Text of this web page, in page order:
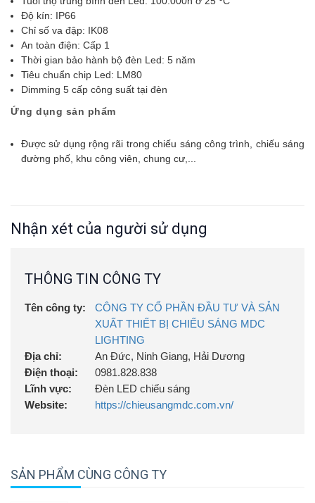
Độ kín: IP66
Chỉ số va đập: IK08
An toàn điện: Cấp 1
Thời gian bảo hành bộ đèn Led: 5 năm
Tiêu chuẩn chip Led: LM80
Dimming 5 cấp công suất tại đèn
Ứng dụng sản phẩm
Được sử dụng rộng rãi trong chiếu sáng công trình, chiếu sáng
đường phố, khu công viên, chung cư,...
Nhận xét của người sử dụng
THÔNG TIN CÔNG TY
Tên công ty:
CÔNG TY CỔ PHẦN ĐẦU TƯ VÀ SẢN
XUẤT THIẾT BỊ CHIẾU SÁNG MDC
LIGHTING
Địa chỉ:
An Đức, Ninh Giang, Hải Dương
Điện thoại:
0981.828.838
Lĩnh vực:
Đèn LED chiếu sáng
Website:
https://chieusangmdc.com.vn/
SẢN PHẨM CÙNG CÔNG TY